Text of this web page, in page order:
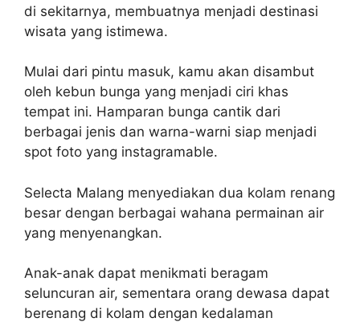
di sekitarnya, membuatnya menjadi destinasi
wisata yang istimewa.
Mulai dari pintu masuk, kamu akan disambut
oleh kebun bunga yang menjadi ciri khas
tempat ini. Hamparan bunga cantik dari
berbagai jenis dan warna-warni siap menjadi
spot foto yang instagramable.
Selecta Malang menyediakan dua kolam renang
besar dengan berbagai wahana permainan air
yang menyenangkan.
Anak-anak dapat menikmati beragam
seluncuran air, sementara orang dewasa dapat
berenang di kolam dengan kedalaman